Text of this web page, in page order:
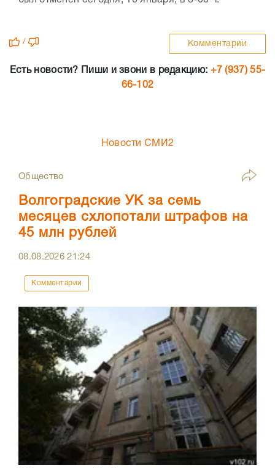
/ Комментарии
Есть новости? Пиши и звони в редакцию: +7 (937) 55-
66-102
Новости СМИ2
Общество
Волгоградские УК за семь
месяцев схлопотали штрафов на
45 млн рублей
08.08.202621:24
Комментарии